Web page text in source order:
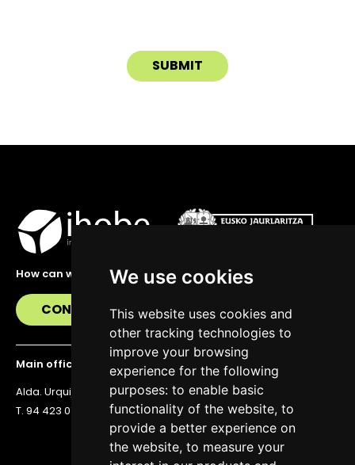
We use cookies
This website uses cookies and
other tracking technologies to
improve your browsing
experience for the following
purposes: to enable basic
functionality of the website, to
provide a better experience on
the website, to measure your
How can we help you?
CONTACT US
Main office
Alda. Urquijo 36, 6th floor, 48011 Bilbao
T. 94 423 07 43